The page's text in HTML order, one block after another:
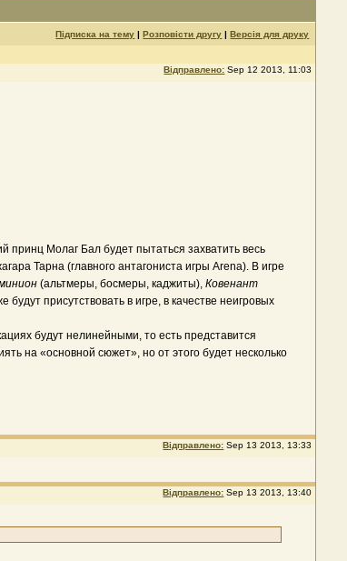
Підписка на тему |Розповісти другу |Версія для друку
Відправлено: Sep 12 2013, 11:03
Молаг Бал будет пытаться захватить весь
Тарна (главного антагониста игры Arena). В игре
(альтмеры, босмеры, каджиты), Ковенант
присутствовать в игре, в качестве неигровых
будут нелинейными, то есть представится
на «основной сюжет», но от этого будет несколько
Відправлено: Sep 13 2013, 13:33
Відправлено: Sep 13 2013, 13:40